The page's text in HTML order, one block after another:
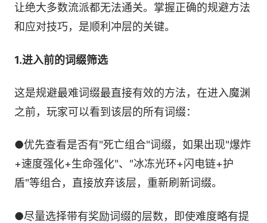
让绝大多数流派都无法通关。掌握正确的规避方法
和应对技巧，是顺利冲层的关键。
1.进入前的词缀筛选
这是规避最难词缀最直接有效的方法，在进入魔渊
之前，玩家可以看到该层的所有词缀：
●优先查看是否有"死亡组合"词缀，如果出现"爆炸
+速度强化+生命强化"、"冰冻光环+闪电链+护
盾"等组合，直接放弃该层，重新刷新词缀。
●尽量选择带有奖励词缀的层数，即使难度略有提